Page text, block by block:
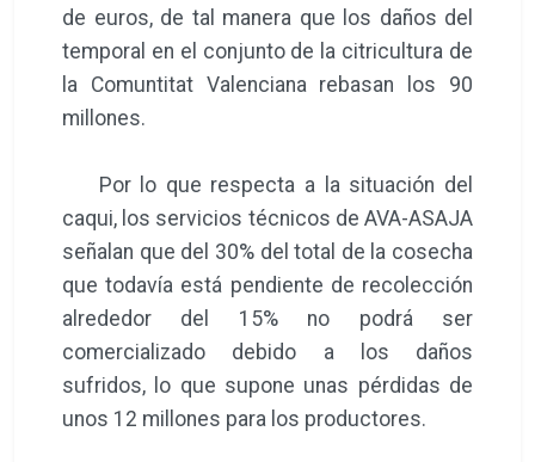
de euros, de tal manera que los daños del
temporal en el conjunto de la citricultura de
la Comuntitat Valenciana rebasan los 90
millones.
Por lo que respecta a la situación del
caqui, los servicios técnicos de AVA-ASAJA
señalan que del 30% del total de la cosecha
que todavía está pendiente de recolección
alrededor del 15% no podrá ser
comercializado debido a los daños
sufridos, lo que supone unas pérdidas de
unos 12 millones para los productores.